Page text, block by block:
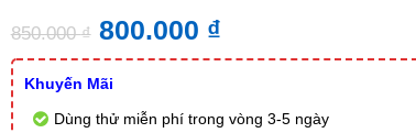
850.000₫ 800.000 ₫
Khuyến Mãi
Dùng thử miễn phí trong vòng 3-5 ngày